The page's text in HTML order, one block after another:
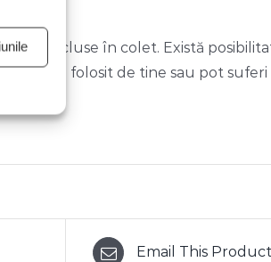
neincluse în colet. Există
vizual folosit de tine sau pot suferi
Email This Product